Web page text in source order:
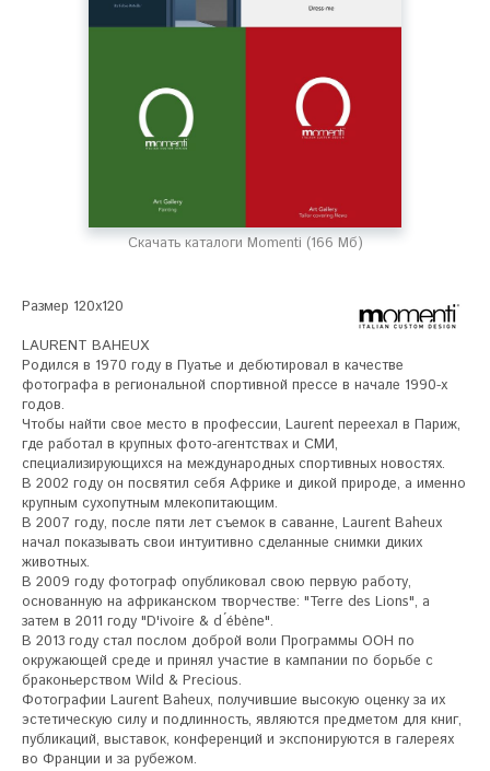
Скачать каталоги Momenti (166 Мб)
Размер 120х120
LAURENT BAHEUX
Родился в 1970 году в Пуатье и дебютировал в качестве
фотографа в региональной спортивной прессе в начале 1990-х
годов.
Чтобы найти свое место в профессии, Laurent переехал в Париж,
где работал в крупных фото-агентствах и СМИ,
специализирующихся на международных спортивных новостях.
В 2002 году он посвятил себя Африке и дикой природе, а именно
крупным сухопутным млекопитающим.
В 2007 году, после пяти лет съемок в саванне, Laurent Baheux
начал показывать свои интуитивно сделанные снимки диких
животных.
В 2009 году фотограф опубликовал свою первую работу,
основанную на африканском творчестве: "Terre des Lions", а
затем в 2011 году "D'ivoire & d ́ébène".
В 2013 году стал послом доброй воли Программы ООН по
окружающей среде и принял участие в кампании по борьбе с
браконьерством Wild & Precious.
Фотографии Laurent Baheux, получившие высокую оценку за их
эстетическую силу и подлинность, являются предметом для книг,
публикаций, выставок, конференций и экспонируются в галереях
во Франции и за рубежом.